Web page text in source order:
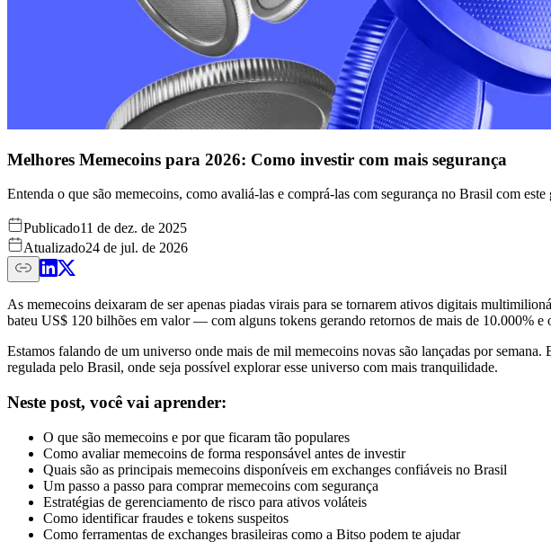
Melhores Memecoins para 2026: Como investir com mais segurança
Entenda o que são memecoins, como avaliá-las e comprá-las com segurança no Brasil com este
Publicado11 de dez. de 2025
Atualizado24 de jul. de 2026
As memecoins deixaram de ser apenas piadas virais para se tornarem ativos digitais
bateu US$ 120 bilhões em valor — com alguns tokens gerando retornos de mais de 10.000% e
Estamos falando de um universo onde mais de mil memecoins novas são lançadas por
regulada pelo Brasil, onde seja possível explorar esse universo com mais tranquilidade.
Neste post, você vai aprender:
O que são memecoins e por que ficaram tão populares
Como avaliar memecoins de forma responsável antes de investir
Quais são as principais memecoins disponíveis em exchanges confiáveis no Brasil
Um passo a passo para comprar memecoins com segurança
Estratégias de gerenciamento de risco para ativos voláteis
Como identificar fraudes e tokens suspeitos
Como ferramentas de exchanges brasileiras como a Bitso podem te ajudar